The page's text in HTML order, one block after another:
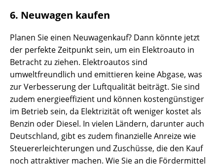
6. Neuwagen kaufen
Planen Sie einen Neuwagenkauf? Dann könnte jetzt
der perfekte Zeitpunkt sein, um ein Elektroauto in
Betracht zu ziehen. Elektroautos sind
umweltfreundlich und emittieren keine Abgase, was
zur Verbesserung der Luftqualität beiträgt. Sie sind
zudem energieeffizient und können kostengünstiger
im Betrieb sein, da Elektrizität oft weniger kostet als
Benzin oder Diesel. In vielen Ländern, darunter auch
Deutschland, gibt es zudem finanzielle Anreize wie
Steuererleichterungen und Zuschüsse, die den Kauf
noch attraktiver machen. Wie Sie an die Fördermittel